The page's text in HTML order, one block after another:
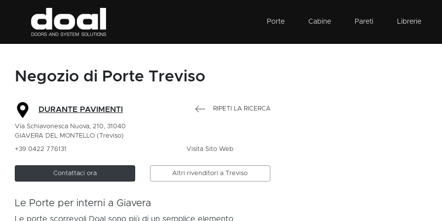
Porte Cabine Pareti Librerie
Negozio di Porte Treviso
DURANTE PAVIMENTI RIPETI LA RICERCA
Via Schiavonesca Nuova, 210, 31040
GIAVERA DEL MONTELLO (Treviso)
+39 0422 776131 Visita Sito Web
Contattaci ora Altri rivenditori a Treviso
Le Porte per interni a Giavera
Le porte scorrevoli Doal sono più di un semplice elemento